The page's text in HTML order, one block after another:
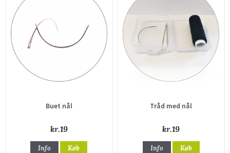
Buet nål
kr.19
Info Køb
Tråd med nål
kr.19
Info Køb